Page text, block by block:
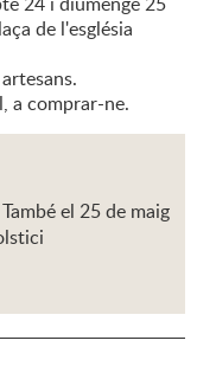
de l'església
a comprar-ne.
el 25 de maig